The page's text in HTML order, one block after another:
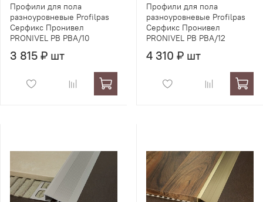
Профили для пола
разноуровневые Profilpas
Серфикс Пронивел
PRONIVEL PB PBA/10
3 815 ₽ шт
Профили для пола
разноуровневые Profilpas
Серфикс Пронивел
PRONIVEL PB PBA/12
4 310 ₽ шт